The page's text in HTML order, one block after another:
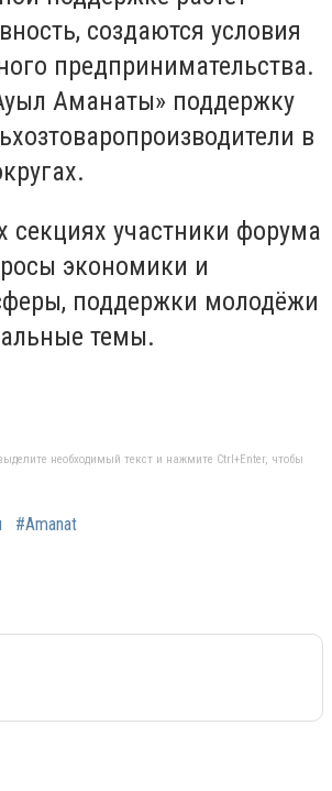
создаются условия
предпринимательства.
Аманаты» поддержку
в
секциях участники форума
экономики и
поддержки молодёжи
темы.
необходимый текст и нажмите Ctrl+Enter, чтобы
#Amanat